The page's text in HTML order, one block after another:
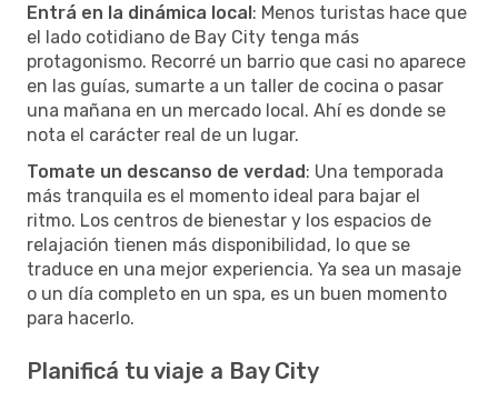
Entrá en la dinámica local: Menos turistas hace que
el lado cotidiano de Bay City tenga más
protagonismo. Recorré un barrio que casi no aparece
en las guías, sumarte a un taller de cocina o pasar
una mañana en un mercado local. Ahí es donde se
nota el carácter real de un lugar.
Tomate un descanso de verdad: Una temporada
más tranquila es el momento ideal para bajar el
ritmo. Los centros de bienestar y los espacios de
relajación tienen más disponibilidad, lo que se
traduce en una mejor experiencia. Ya sea un masaje
o un día completo en un spa, es un buen momento
para hacerlo.
Planificá tu viaje a Bay City